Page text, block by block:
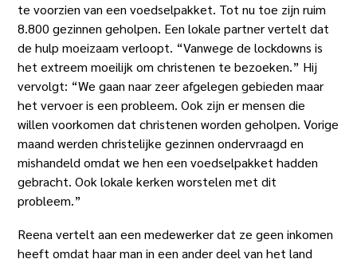
te voorzien van een voedselpakket. Tot nu toe zijn ruim
8.800 gezinnen geholpen. Een lokale partner vertelt dat
de hulp moeizaam verloopt. “Vanwege de lockdowns is
het extreem moeilijk om christenen te bezoeken.” Hij
vervolgt: “We gaan naar zeer afgelegen gebieden maar
het vervoer is een probleem. Ook zijn er mensen die
willen voorkomen dat christenen worden geholpen. Vorige
maand werden christelijke gezinnen ondervraagd en
mishandeld omdat we hen een voedselpakket hadden
gebracht. Ook lokale kerken worstelen met dit
probleem.”
Reena vertelt aan een medewerker dat ze geen inkomen
heeft omdat haar man in een ander deel van het land